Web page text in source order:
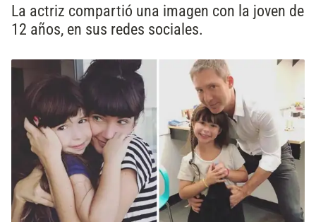
La actriz compartió una imagen con la joven de
12 años, en sus redes sociales.